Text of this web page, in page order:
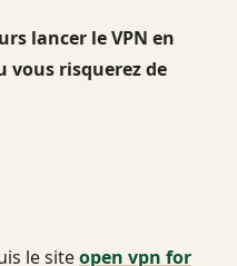
lancer le VPN en
vous risquerez de
le siteopen vpn for